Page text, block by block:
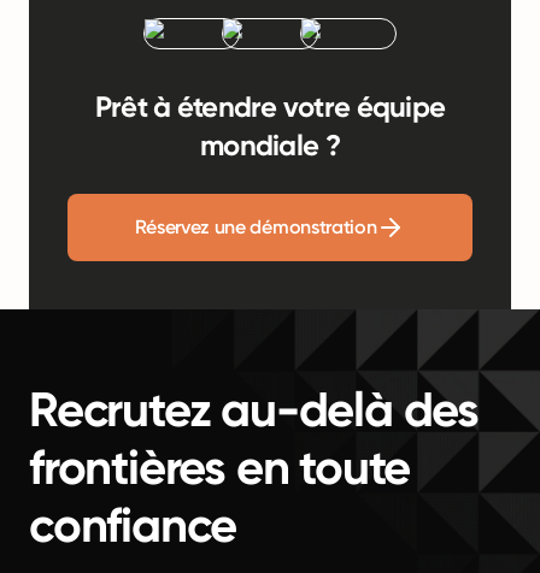
Prêt à étendre votre équipe
mondiale ?
Réservez une démonstration
Recrutez au-delà des
frontières en toute
confiance